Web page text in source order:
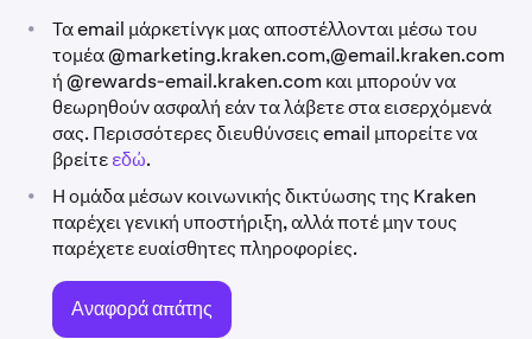
•
Τα email μάρκετίνγκ μας αποστέλλονται μέσω του
τομέα @marketing.kraken.com,@email.kraken.com
ή @rewards-email.kraken.com και μπορούν να
θεωρηθούν ασφαλή εάν τα λάβετε στα εισερχόμενά
σας. Περισσότερες διευθύνσεις email μπορείτε να
βρείτεεδώ.
•
Η ομάδα μέσων κοινωνικής δικτύωσης της Kraken
παρέχει γενική υποστήριξη, αλλά ποτέ μην τους
παρέχετε ευαίσθητες πληροφορίες.
Αναφορά απάτης